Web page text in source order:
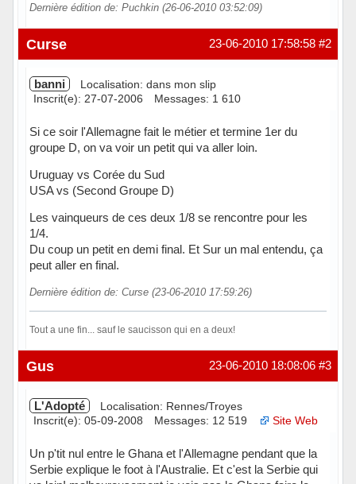
Dernière édition de: Puchkin (26-06-2010 03:52:09)
Hors ligne #2
23-06-2010 17:58:58
Curse
banni
Localisation: dans mon slip
Inscrit(e): 27-07-2006
Messages: 1 610
Si ce soir l'Allemagne fait le métier et termine 1er du
groupe D, on va voir un petit qui va aller loin.
Uruguay vs Corée du Sud
USA vs (Second Groupe D)
Les vainqueurs de ces deux 1/8 se rencontre pour les
1/4.
Du coup un petit en demi final. Et Sur un mal entendu, ça
peut aller en final.
Dernière édition de: Curse (23-06-2010 17:59:26)
Tout a une fin... sauf le saucisson qui en a deux!
Hors ligne #3
23-06-2010 18:08:06
Gus
L'Adopté
Localisation: Rennes/Troyes
Inscrit(e): 05-09-2008
Messages: 12 519 Site Web
Un p'tit nul entre le Ghana et l'Allemagne pendant que la
Serbie explique le foot à l'Australie. Et c'est la Serbie qui